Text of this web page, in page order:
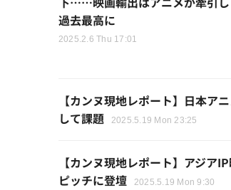
過去最高に
2025.2.6 Thu 17:01
【カンヌ現地レポート】日本ア
して課題
2025.5.19 Mon 23:25
【カンヌ現地レポート】アジア
ピッチに登壇
2025.5.19 Mon 9:30